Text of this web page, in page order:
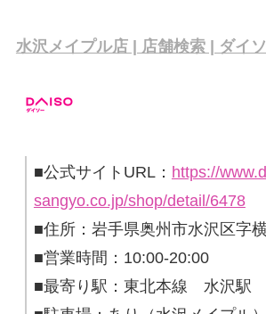
水沢メイプル店 | 店舗検索 | ダイ
■公式サイトURL： https://
sangyo.co.jp/shop/detail/6478
■住所：岩手県奥州市水沢区字
■営業時間：10:00-20:00
■最寄り駅：東北本線 水沢駅